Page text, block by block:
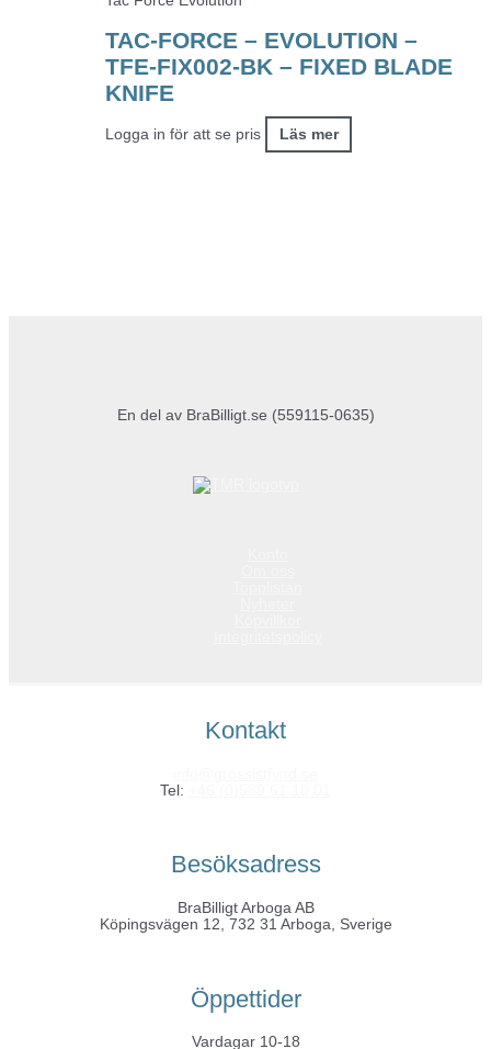
TAC-FORCE – EVOLUTION –
TFE-FIX002-BK – FIXED BLADE
KNIFE
Logga in för att se pris Läs mer
En del av BraBilligt.se (559115-0635)
Kontakt
Tel:
Besöksadress
BraBilligt Arboga AB
Köpingsvägen 12, 732 31 Arboga, Sverige
Öppettider
Vardagar 10-18